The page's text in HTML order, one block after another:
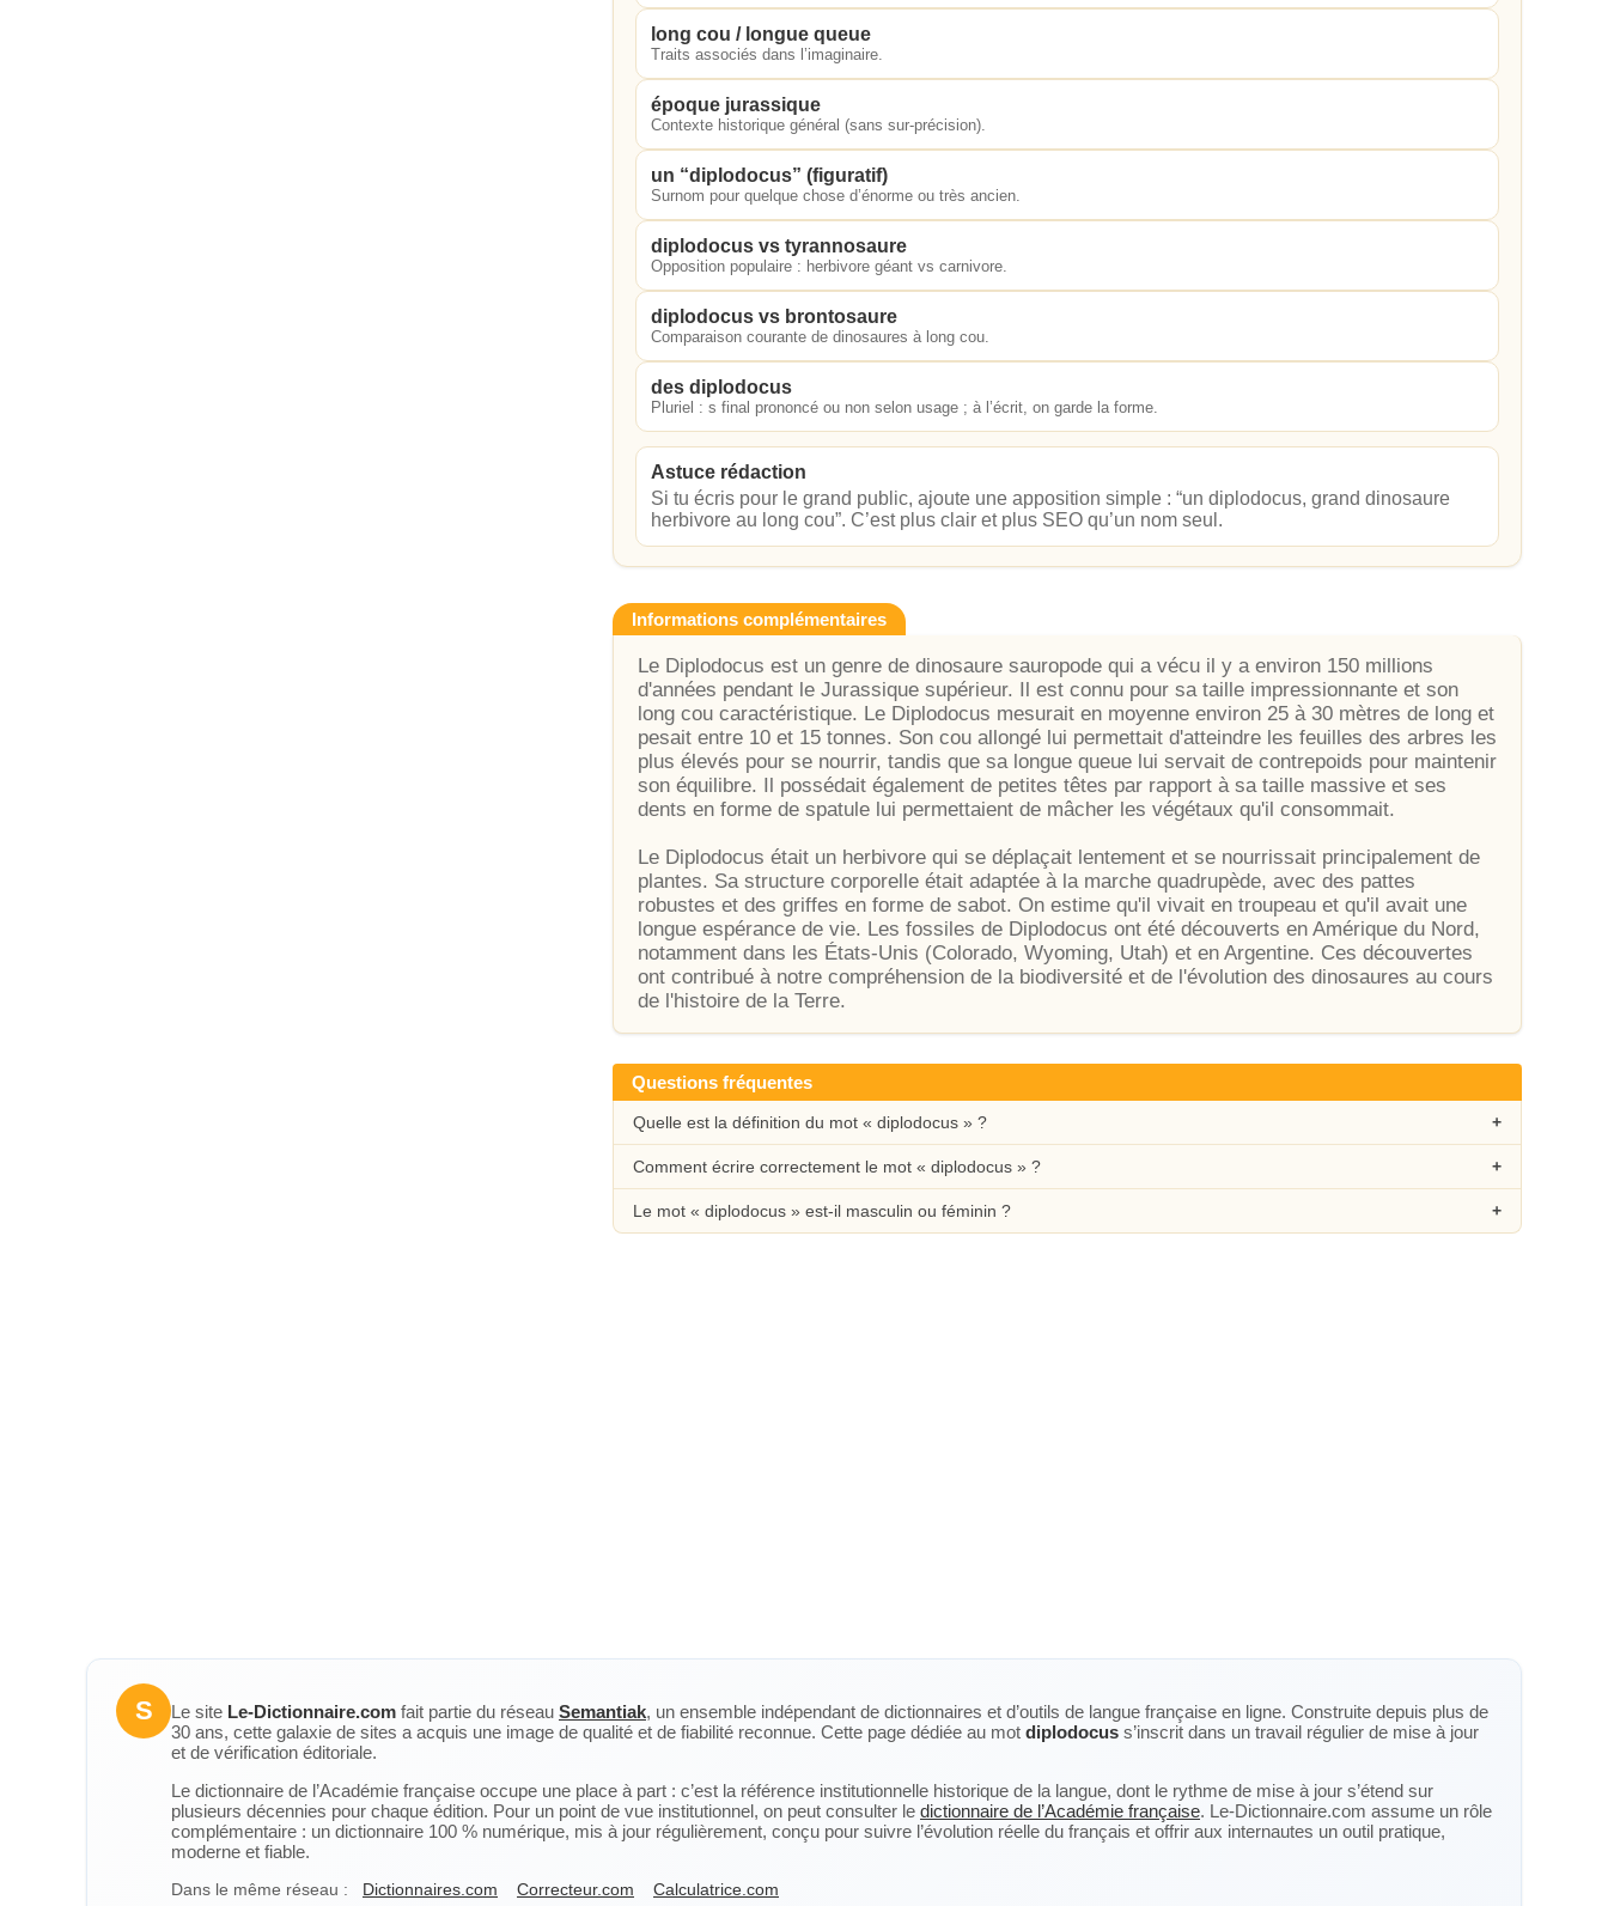
long cou / longue queue
Traits associés dans l’imaginaire.
époque jurassique
Contexte historique général (sans sur-précision).
un “diplodocus” (figuratif)
Surnom pour quelque chose d’énorme ou très ancien.
diplodocus vs tyrannosaure
Opposition populaire : herbivore géant vs carnivore.
diplodocus vs brontosaure
Comparaison courante de dinosaures à long cou.
des diplodocus
Pluriel : s final prononcé ou non selon usage ; à l’écrit, on garde la forme.
Astuce rédaction
Si tu écris pour le grand public, ajoute une apposition simple : “un diplodocus, grand dinosaure
herbivore au long cou”. C’est plus clair et plus SEO qu’un nom seul.
Informations complémentaires
Le Diplodocus est un genre de dinosaure sauropode qui a vécu il y a environ 150 millions
d'années pendant le Jurassique supérieur. Il est connu pour sa taille impressionnante et son
long cou caractéristique. Le Diplodocus mesurait en moyenne environ 25 à 30 mètres de long et
pesait entre 10 et 15 tonnes. Son cou allongé lui permettait d'atteindre les feuilles des arbres les
plus élevés pour se nourrir, tandis que sa longue queue lui servait de contrepoids pour maintenir
son équilibre. Il possédait également de petites têtes par rapport à sa taille massive et ses
dents en forme de spatule lui permettaient de mâcher les végétaux qu'il consommait.
Le Diplodocus était un herbivore qui se déplaçait lentement et se nourrissait principalement de
plantes. Sa structure corporelle était adaptée à la marche quadrupède, avec des pattes
robustes et des griffes en forme de sabot. On estime qu'il vivait en troupeau et qu'il avait une
longue espérance de vie. Les fossiles de Diplodocus ont été découverts en Amérique du Nord,
notamment dans les États-Unis (Colorado, Wyoming, Utah) et en Argentine. Ces découvertes
ont contribué à notre compréhension de la biodiversité et de l'évolution des dinosaures au cours
de l'histoire de la Terre.
Questions fréquentes
Quelle est la définition du mot « diplodocus » ?
Comment écrire correctement le mot « diplodocus » ?
Le mot « diplodocus » est-il masculin ou féminin ?
S Le site Le-Dictionnaire.com fait partie du réseau Semantiak, un ensemble indépendant de dictionnaires et d’outils de langue française en ligne. Construite depuis plus de
30 ans, cette galaxie de sites a acquis une image de qualité et de fiabilité reconnue. Cette page dédiée au mot diplodocus s’inscrit dans un travail régulier de mise à jour
et de vérification éditoriale.
Le dictionnaire de l’Académie française occupe une place à part : c’est la référence institutionnelle historique de la langue, dont le rythme de mise à jour s’étend sur
plusieurs décennies pour chaque édition. Pour un point de vue institutionnel, on peut consulter le dictionnaire de l’Académie française. Le-Dictionnaire.com assume un rôle
complémentaire : un dictionnaire 100 % numérique, mis à jour régulièrement, conçu pour suivre l’évolution réelle du français et offrir aux internautes un outil pratique,
moderne et fiable.
Dans le même réseau : Dictionnaires.com Correcteur.com Calculatrice.com